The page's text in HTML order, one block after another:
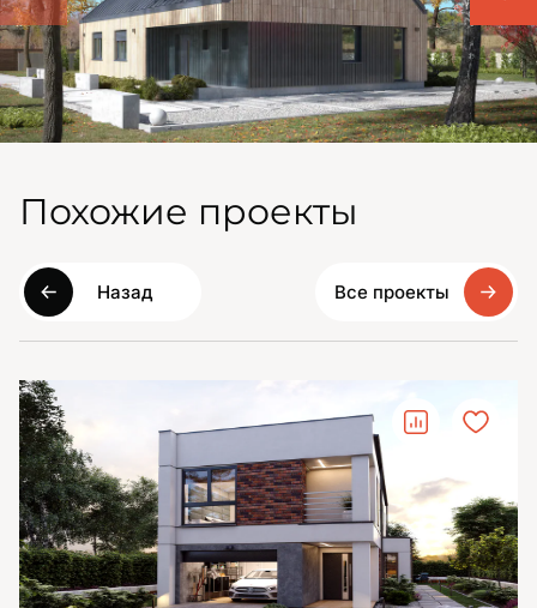
Похожие проекты
Назад Все проекты